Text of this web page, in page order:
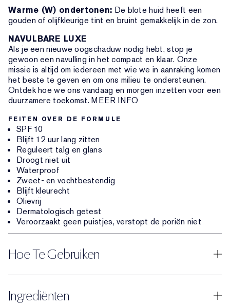
Warme (W) ondertonen: De blote huid heeft een
gouden of olijfkleurige tint en bruint gemakkelijk in de zon.
NAVULBARE LUXE
Als je een nieuwe oogschaduw nodig hebt, stop je
gewoon een navulling in het compact en klaar. Onze
missie is altijd om iedereen met wie we in aanraking komen
het beste te geven en om ons milieu te ondersteunen.
Ontdek hoe we ons vandaag en morgen inzetten voor een
duurzamere toekomst. MEER INFO
FEITEN OVER DE FORMULE
SPF 10
Blijft 12 uur lang zitten
Reguleert talg en glans
Droogt niet uit
Waterproof
Zweet- en vochtbestendig
Blijft kleurecht
Olievrij
Dermatologisch getest
Veroorzaakt geen puistjes, verstopt de poriën niet
Hoe Te Gebruiken
Ingrediënten